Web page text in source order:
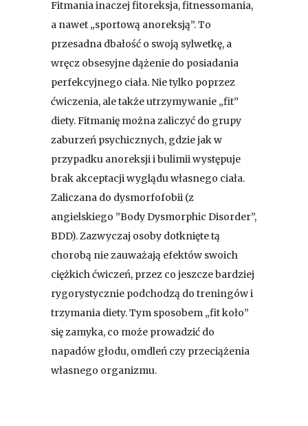
Fitmania inaczej fitoreksja, fitnessomania,
a nawet „sportową anoreksją”. To
przesadna dbałość o swoją sylwetkę, a
wręcz obsesyjne dążenie do posiadania
perfekcyjnego ciała. Nie tylko poprzez
ćwiczenia, ale także utrzymywanie „fit”
diety. Fitmanię można zaliczyć do grupy
zaburzeń psychicznych, gdzie jak w
przypadku anoreksji i bulimii występuje
brak akceptacji wyglądu własnego ciała.
Zaliczana do dysmorfofobii (z
angielskiego ”Body Dysmorphic Disorder”,
BDD). Zazwyczaj osoby dotknięte tą
chorobą nie zauważają efektów swoich
ciężkich ćwiczeń, przez co jeszcze bardziej
rygorystycznie podchodzą do treningów i
trzymania diety. Tym sposobem „fit koło”
się zamyka, co może prowadzić do
napadów głodu, omdleń czy przeciążenia
własnego organizmu.